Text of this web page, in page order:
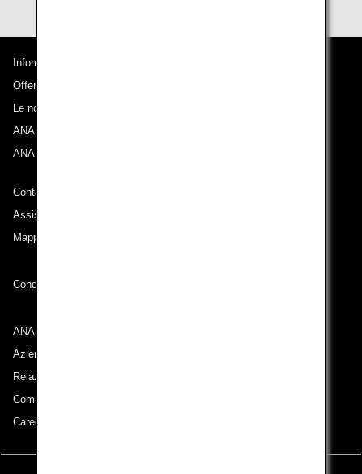
Informazioni su ANA
Offerte e annunci
Le nostre destinazioni
ANA Experience
ANA Mileage Club
Contatti ANA
Assistenza tecnica (Accessibilità)
Mappa del sito
Condizioni di trasporto
ANA Group
Aziende appartenenti al gruppo
Relazioni con gli azionisti
Comunicati stampa
Careers (English Only)